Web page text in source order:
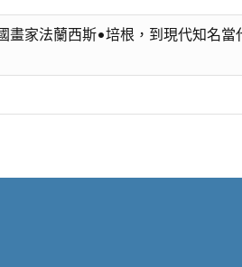
家法蘭西斯•培根，到現代知名當